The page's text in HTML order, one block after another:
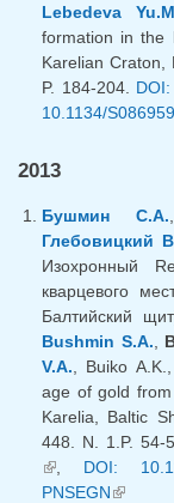
Lebedeva
formation in the
Karelian Craton,
P. 184-204.
10.1134/
2013
Бушмин С.А.
Глебовицкий
Изохронный
кварцевого
Балтийский
Bushmin S.A.
V.A. , Buiko
age of gold
Karelia, Baltic
448. N. 1.P. 54-
(внешняя
DOI:
PNSEGN